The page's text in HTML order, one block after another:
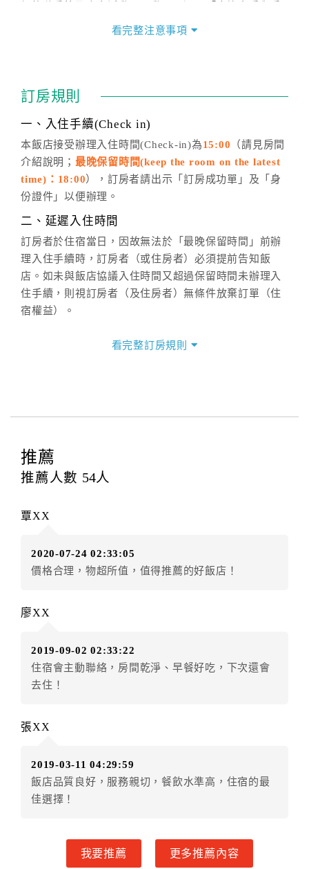
價」之當日價格為標準。
話方式異動訂單。
※非客服時間之申辦異動，皆為次日計算及辦理。
五、客服時間
週一至週日，上午9:00～晚上6:00
六、聯絡方式
(07)9682715 。
看完整注意事項
訂房規則
一、入住手續(Check in)
本飯店接受辦理入住時間(Check-in)為15:00 （請見房間
介紹說明； 最晚保留時間(keep the room on the latest
time)：18:00），訂房者請出示「訂房成功單」及「身
份證件」以便辦理。
二、延遲入住時間
訂房者於住宿當日，因故無法於「最晚保留時間」前辦
理入住手續時，訂房者（或住房者）必須提前告知飯
店。如未與飯店協議入住時間又超過保留時間未辦理入
住手續，則視訂房者（及住房者）無條件放棄訂單（住
宿權益）。
四、訂單異動
提出申辦不得異動訂單。
每筆訂單異動限定
辦理取消退款。
房者應補足差額。（限原訂飯店）
房者不得要求退其差額。（限原訂飯店）
額3個月
．訂房者使用「保留住宿金額」時，請注意！為避免飯
店客滿，敬請及早計畫，如逾時未提出申辦，視同無條
件放棄訂單（住宿權益）。 （限原訂飯店使用）
得辦理取消退款。
．訂單異動後，訂單費用總計小於原訂單費用總計時，
訂房者不得要求退其差額。限原訂飯店
◎住房日7天前辦理者，訂單費用扣除總計0%為手續費
看完整訂房規則
推薦
推薦人數 54人
覃XX
2020-07-24 02:33:05
價格合理，物超所值，值得推薦的好飯店！
廖XX
2019-09-02 02:33:22
住宿會主動聯絡，房間乾淨、早餐好吃，下次還會
去住！
張XX
2019-03-11 04:29:59
飯店品質良好，服務親切，餐飲水準高，住宿的最
佳選擇！
我要推薦 更多推薦內容